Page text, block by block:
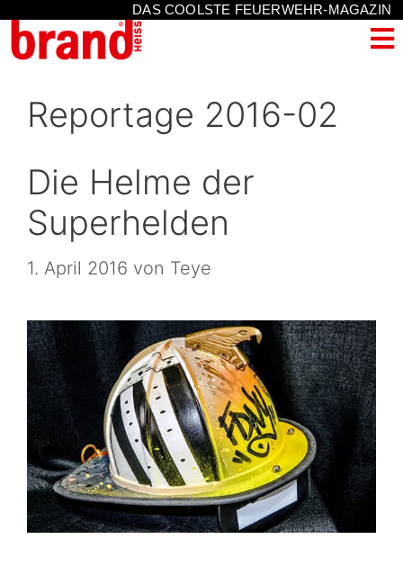
DAS COOLSTE FEUERWEHR-MAGAZIN
Reportage 2016-02
Die Helme der
Superhelden
1. April 2016 von Teye